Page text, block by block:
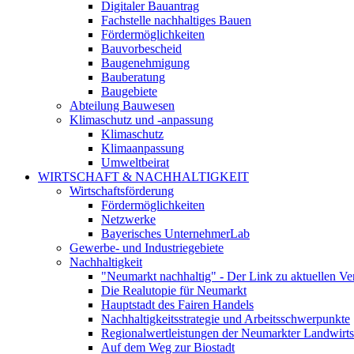
Digitaler Bauantrag
Fachstelle nachhaltiges Bauen
Fördermöglichkeiten
Bauvorbescheid
Baugenehmigung
Bauberatung
Baugebiete
Abteilung Bauwesen
Klimaschutz und -anpassung
Klimaschutz
Klimaanpassung
Umweltbeirat
WIRTSCHAFT & NACHHALTIGKEIT
Wirtschaftsförderung
Fördermöglichkeiten
Netzwerke
Bayerisches UnternehmerLab
Gewerbe- und Industriegebiete
Nachhaltigkeit
"Neumarkt nachhaltig" - Der Link zu aktuellen
Die Realutopie für Neumarkt
Hauptstadt des Fairen Handels
Nachhaltigkeitsstrategie und Arbeitsschwerpunkte
Regionalwertleistungen der Neumarkter
Auf dem Weg zur Biostadt